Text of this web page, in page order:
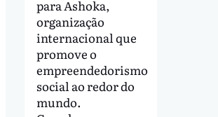
para Ashoka,
organização
internacional que
promove o
empreendedorismo
social ao redor do
mundo.